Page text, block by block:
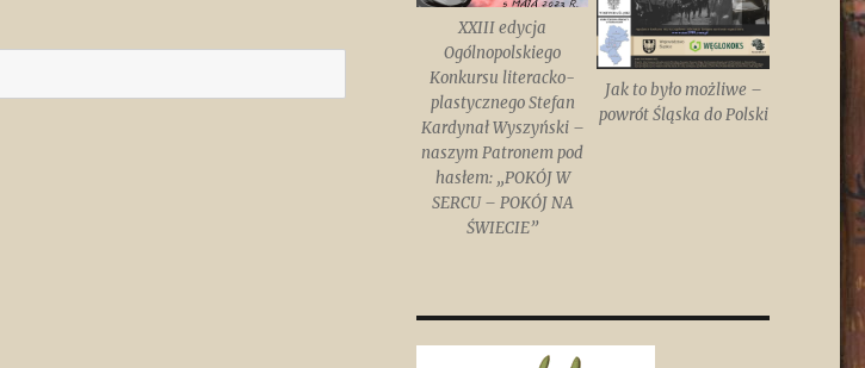
XXIII edycja
Ogólnopolskiego
Konkursu literacko-
plastycznego Stefan
Kardynał Wyszyński –
naszym Patronem pod
hasłem: „POKÓJ W
SERCU – POKÓJ NA
ŚWIECIE”
Jak to było możliwe –
powrót Śląska do Polski